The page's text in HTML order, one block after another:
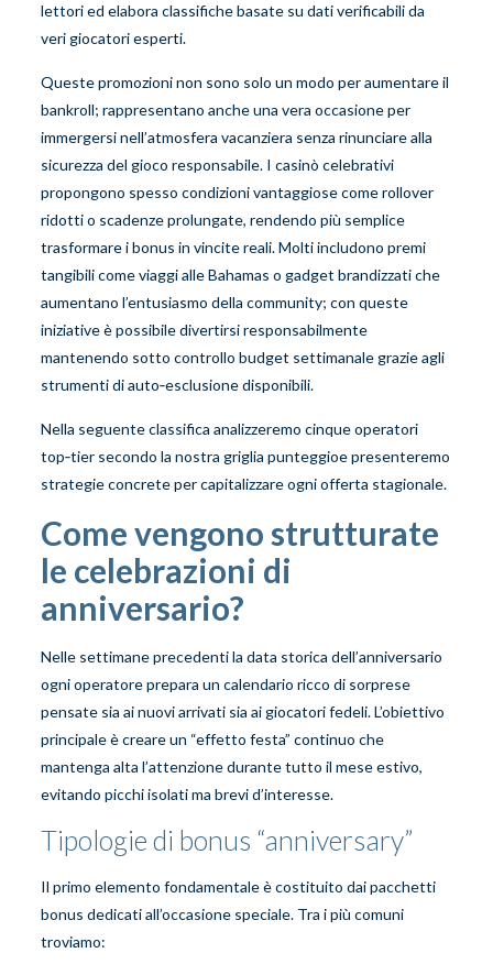
lettori ed elabora classifiche basate su dati verificabili da
veri giocatori esperti.
Queste promozioni non sono solo un modo per aumentare il
bankroll; rappresentano anche una vera occasione per
immergersi nell’atmosfera vacanziera senza rinunciare alla
sicurezza del gioco responsabile. I casinò celebrativi
propongono spesso condizioni vantaggiose come rollover
ridotti o scadenze prolungate, rendendo più semplice
trasformare i bonus in vincite reali. Molti includono premi
tangibili come viaggi alle Bahamas o gadget brandizzati che
aumentano l’entusiasmo della community; con queste
iniziative è possibile divertirsi responsabilmente
mantenendo sotto controllo budget settimanale grazie agli
strumenti di auto‑esclusione disponibili.
Nella seguente classifica analizzeremo cinque operatori
top‑tier secondo la nostra griglia punteggioe presenteremo
strategie concrete per capitalizzare ogni offerta stagionale.
Come vengono strutturate
le celebrazioni di
anniversario?
Nelle settimane precedenti la data storica dell’anniversario
ogni operatore prepara un calendario ricco di sorprese
pensate sia ai nuovi arrivati sia ai giocatori fedeli. L’obiettivo
principale è creare un “effetto festa” continuo che
mantenga alta l’attenzione durante tutto il mese estivo,
evitando picchi isolati ma brevi d’interesse.
Tipologie di bonus “anniversary”
Il primo elemento fondamentale è costituito dai pacchetti
bonus dedicati all’occasione speciale. Tra i più comuni
troviamo: